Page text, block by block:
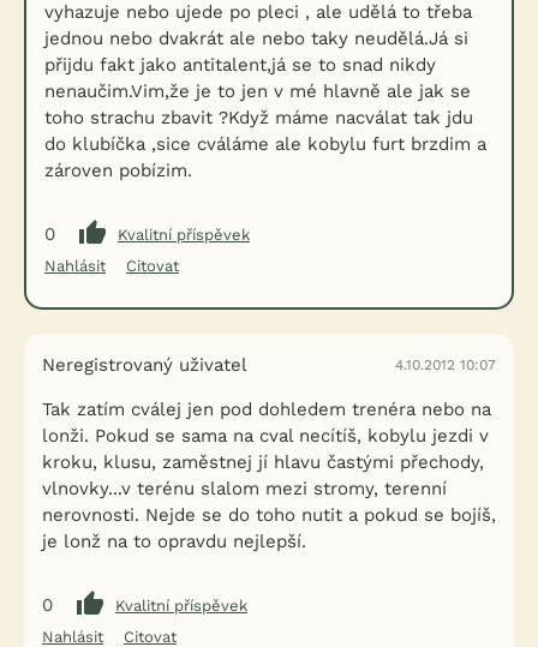
vyhazuje nebo ujede po pleci , ale udělá to třeba
jednou nebo dvakrát ale nebo taky neudělá.Já si
přijdu fakt jako antitalent,já se to snad nikdy
nenaučim.Vim,že je to jen v mé hlavně ale jak se
toho strachu zbavit ?Když máme nacválat tak jdu
do klubíčka ,sice cváláme ale kobylu furt brzdim a
zároven pobízim.
0
Kvalitní příspěvek
Nahlásit
Citovat
Neregistrovaný uživatel 4.10.2012 10:07
Tak zatím cválej jen pod dohledem trenéra nebo na
lonži. Pokud se sama na cval necítíš, kobylu jezdi v
kroku, klusu, zaměstnej jí hlavu častými přechody,
vlnovky...v terénu slalom mezi stromy, terenní
nerovnosti. Nejde se do toho nutit a pokud se bojíš,
je lonž na to opravdu nejlepší.
0
Kvalitní příspěvek
Nahlásit
Citovat